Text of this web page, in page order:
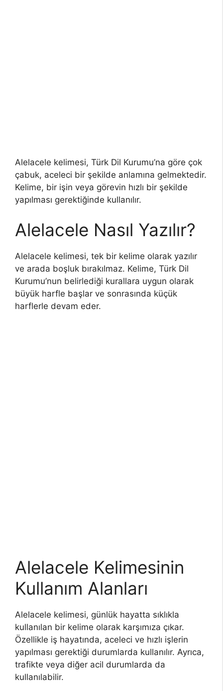
Alelacele kelimesi, Türk Dil Kurumu’na göre çok
çabuk, aceleci bir şekilde anlamına gelmektedir.
Kelime, bir işin veya görevin hızlı bir şekilde
yapılması gerektiğinde kullanılır.
Alelacele Nasıl Yazılır?
Alelacele kelimesi, tek bir kelime olarak yazılır
ve arada boşluk bırakılmaz. Kelime, Türk Dil
Kurumu’nun belirlediği kurallara uygun olarak
büyük harfle başlar ve sonrasında küçük
harflerle devam eder.
Alelacele Kelimesinin
Kullanım Alanları
Alelacele kelimesi, günlük hayatta sıklıkla
kullanılan bir kelime olarak karşımıza çıkar.
Özellikle iş hayatında, aceleci ve hızlı işlerin
yapılması gerektiği durumlarda kullanılır. Ayrıca,
trafikte veya diğer acil durumlarda da
kullanılabilir.